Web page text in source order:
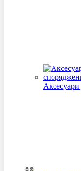
Аксесуари